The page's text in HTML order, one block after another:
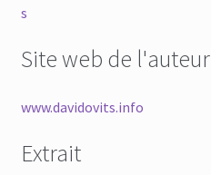
s
Site web de l'auteur
www.davidovits.info
Extrait